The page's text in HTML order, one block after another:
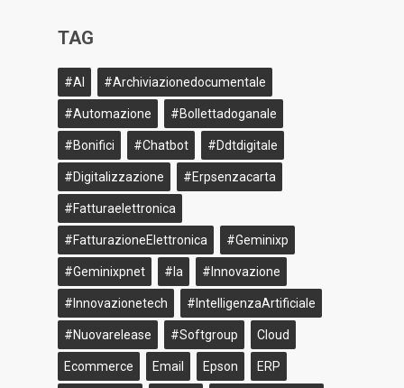
TAG
#AI #archiviazionedocumentale
#Automazione #bollettadoganale
#bonifici #Chatbot #ddtdigitale
#Digitalizzazione #erpsenzacarta
#fatturaelettronica
#FatturazioneElettronica #geminixp
#geminixpnet #ia #innovazione
#innovazionetech #IntelligenzaArtificiale
#nuovarelease #softgroup Cloud
Ecommerce Email Epson ERP